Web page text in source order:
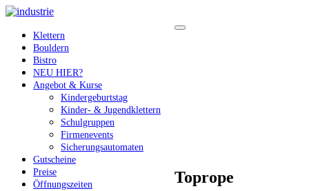
Klettern
Bouldern
Bistro
NEU HIER?
Angebot & Kurse
Kindergeburtstag
Kinder- & Jugendklettern
Schulgruppen
Firmenevents
Sicherungsautomaten
Gutscheine
Preise
Öffnungszeiten
Toprope